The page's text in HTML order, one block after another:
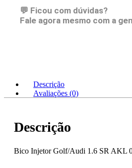
quantidade
💬 Ficou com dúvidas?
Fale agora mesmo com a
Descrição
Avaliações (0)
Descrição
Bico Injetor Golf/Audi 1.6 SR AKL